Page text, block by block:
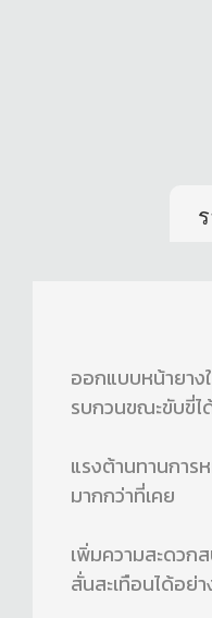
ออกแบบหน้ายาง
รบกวนขณะขับขี่ไ
แรงต้านทานการ
มากกว่าที่เคย
เพิ่มความสะดวก
สั่นสะเทือนได้อย่